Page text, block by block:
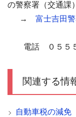
の警察署（交通課
→ 富士吉田
電話 ０５５５
関連する情
自動車税の減免